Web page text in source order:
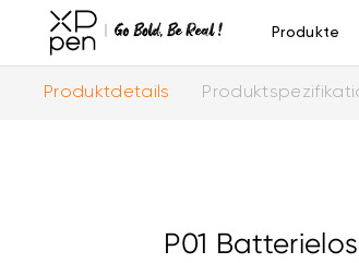
Produkte
Produktdetails
P01